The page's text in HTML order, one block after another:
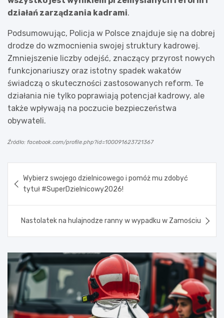
działań zarządzania kadrami.
Podsumowując, Policja w Polsce znajduje się na dobrej
drodze do wzmocnienia swojej struktury kadrowej.
Zmniejszenie liczby odejść, znaczący przyrost nowych
funkcjonariuszy oraz istotny spadek wakatów
świadczą o skuteczności zastosowanych reform. Te
działania nie tylko poprawiają potencjał kadrowy, ale
także wpływają na poczucie bezpieczeństwa
obywateli.
Źródło: facebook.com/profile.php?id=100091623721367
wpisu
Wybierz swojego dzielnicowego i pomóż mu zdobyć
tytuł #SuperDzielnicowy2026!
Nastolatek na hulajnodze ranny w wypadku w Zamościu